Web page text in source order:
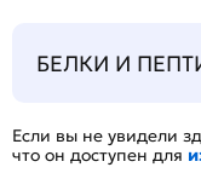
БЕЛКИ И
Если вы не увидели
что он доступен для